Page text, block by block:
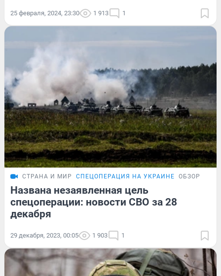
25 февраля, 2024, 23:30 1 913 1
СТРАНА И МИР СПЕЦОПЕРАЦИЯ НА УКРАИНЕ ОБЗОР
Названа незаявленная цель
спецоперации: новости СВО за 28
декабря
29 декабря, 2023, 00:05 1 903 1